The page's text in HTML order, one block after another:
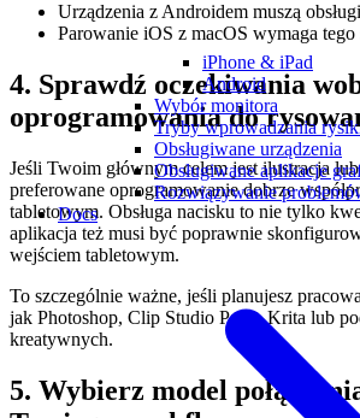
iPhone & iPad
Android
Wybór monitora
Tryby wprowadzania
Obsługiwane urządzenia
Obsługiwane aplikacje
Rozwiązywanie
Docs
Urządzenia z Androidem muszą
Parowanie iOS z macOS wymaga
4. Sprawdź oczekiwania
oprogramowania do
Jeśli Twoim głównym celem jest ilustracja
preferowane oprogramowanie dobrze
tabletowym. Obsługa nacisku to nie tylko
aplikacja też musi być poprawnie
wejściem tabletowym.
To szczególnie ważne, jeśli planujesz
jak Photoshop, Clip Studio Paint, Krita lub
kreatywnych.
5. Wybierz model